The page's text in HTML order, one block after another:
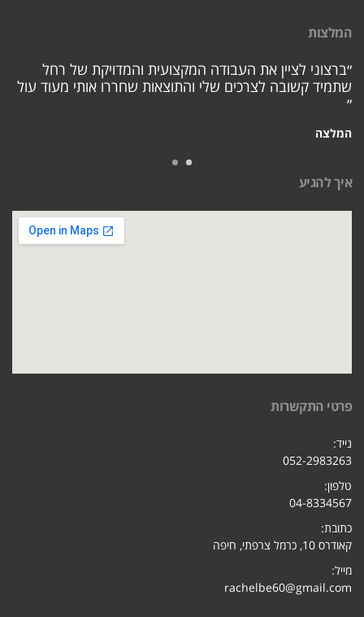
המלצות
״ברצוני לציין את העבודה המקצועית והמדויקת של רחל
שתמיד קשובה לצרכים שלי והתוצאות שחררו אותי מעוד עול
״
המלצה
איך להגיע
פרטי התקשרות
נייד:
052-2983263
טלפון:
04-8334567
כתובת:
קאודרס 10, כרמל צרפתי, חיפ
ה
מייל:
rachelbe60@gmail.com